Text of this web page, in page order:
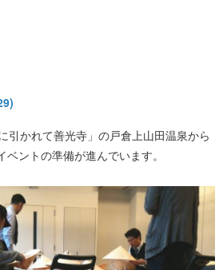
引かれて善光寺」の戸倉上山田温泉から
ベントの準備が進んでいます。